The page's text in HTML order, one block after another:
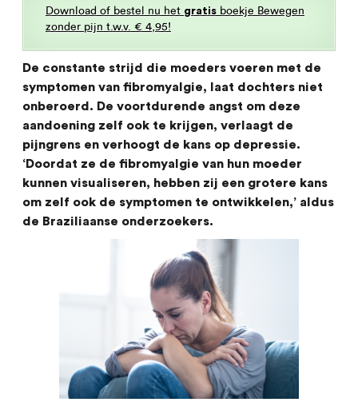
Download of bestel nu het gratis boekje Bewegen
zonder pijn t.w.v. € 4,95!
De constante strijd die moeders voeren met de
symptomen van fibromyalgie, laat dochters niet
onberoerd. De voortdurende angst om deze
aandoening zelf ook te krijgen, verlaagt de
pijngrens en verhoogt de kans op depressie.
‘Doordat ze de fibromyalgie van hun moeder
kunnen visualiseren, hebben zij een grotere kans
om zelf ook de symptomen te ontwikkelen,’ aldus
de Braziliaanse onderzoekers.